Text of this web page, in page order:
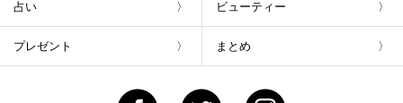
占い ビューティー
プレゼント まとめ